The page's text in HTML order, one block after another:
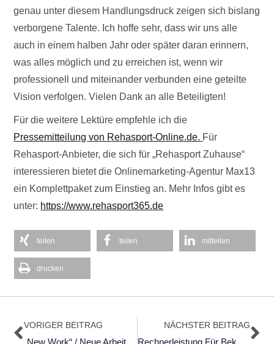
genau unter diesem Handlungsdruck zeigen sich bislang
verborgene Talente. Ich hoffe sehr, dass wir uns alle
auch in einem halben Jahr oder später daran erinnern,
was alles möglich und zu erreichen ist, wenn wir
professionell und miteinander verbunden eine geteilte
Vision verfolgen. Vielen Dank an alle Beteiligten!
Für die weitere Lektüre empfehle ich die
Pressemitteilung von Rehasport-Online.de. Für
Rehasport-Anbieter, die sich für „Rehasport Zuhause“
interessieren bietet die Onlinemarketing-Agentur Max13
ein Komplettpaket zum Einstieg an. Mehr Infos gibt es
unter: https://www.rehasport365.de
teilen teilen mitteilen
drucken
Zurück
VORIGER BEITRAG NÄCHSTER BEITRAG